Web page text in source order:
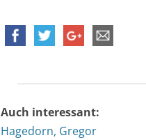
Auch interessant:
Hagedorn, Gregor